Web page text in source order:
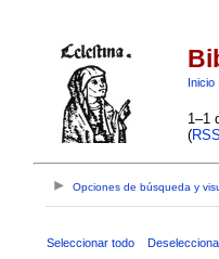
Inicio
1–1
(RSS
Opciones de búsqueda y
Seleccionar todo